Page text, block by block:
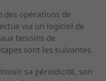
des opérations de
via un logiciel de
besoins de
sont les suivantes.
sa périodicité, son